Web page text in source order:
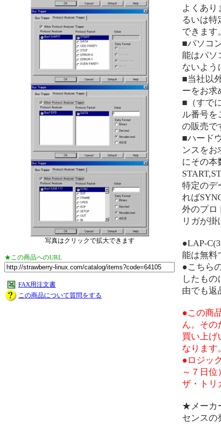
写真はクリックで拡大できます
★この商品へのURL
FAX用注文書
この商品について質問をする
よくあり
るいは特
できます
■パソコ
能はパソ
ないよう
■当社以
ーをお求
■（すで
ル番号を
の販売で
■ハード
ンスをお
にその本
特定のデ
れば
外のプロ
リガが
●LAP-
能は無料
●こちら
したも
由でも返
●この商
ん。その
買い上げ
なります
●ロジッ
～７日
ザ・トリ
★メーカ
センスの